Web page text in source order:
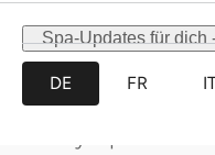
Spa-Updates für dich
DE FR
Ruhe. Neue
begleiten dich.
Das Day Spa